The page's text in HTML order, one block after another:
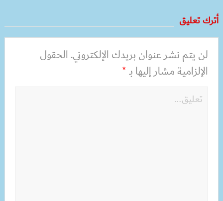
أترك تعليق
لن يتم نشر عنوان بريدك الإلكتروني.الحقول
الإلزامية مشار إليها بـ*